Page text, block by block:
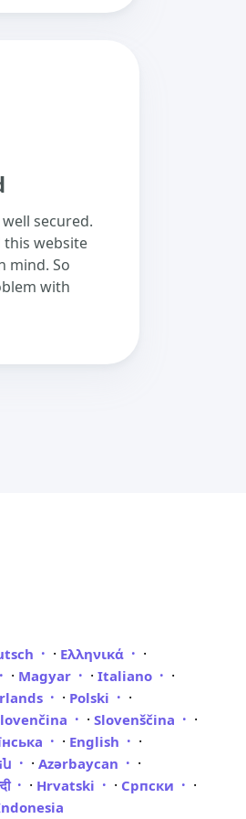
secured.
this website
mind. So
with
· Ελληνικά ·
· Magyar ·Italiano ·
· Polski ·
·Slovenščina ·
· English ·
·Azərbaycan ·
· Hrvatski · Српски ·